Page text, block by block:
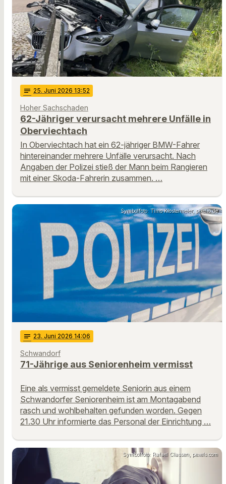
notes 25. Juni 2026 13:52
Hoher Sachschaden
62-Jähriger verursacht mehrere Unfälle in
Oberviechtach
In Oberviechtach hat ein 62-jähriger BMW-Fahrer
hintereinander mehrere Unfälle verursacht. Nach
Angaben der Polizei stieß der Mann beim Rangieren
mit einer Skoda-Fahrerin zusammen. …
Symbolfoto: Timo Klostermeier, pixelio.de
notes 23. Juni 2026 14:06
Schwandorf
71-Jährige aus Seniorenheim vermisst
Eine als vermisst gemeldete Seniorin aus einem
Schwandorfer Seniorenheim ist am Montagabend
rasch und wohlbehalten gefunden worden. Gegen
21.30 Uhr informierte das Personal der Einrichtung …
Symbolfoto: Rafael Classen, pexels.com